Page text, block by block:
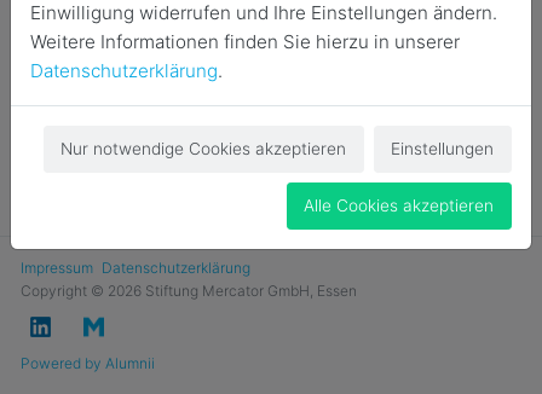
Impressum Datenschutzerklärung
Copyright © 2026 Stiftung Mercator GmbH, Essen
Powered by Alumnii
Einwilligung widerrufen und Ihre Einstellungen ändern.
Weitere Informationen finden Sie hierzu in unserer
Datenschutzerklärung.
Nur notwendige Cookies akzeptieren Einstellungen
Alle Cookies akzeptieren